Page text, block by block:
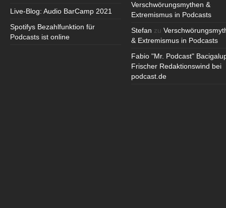
Live-Blog: Audio BarCamp 2021
Spotifys Bezahlfunktion für
Podcasts ist online
Verschwörungsmythen &
Extremismus in Podcasts
Stefan zu
& Extremismus in Podcasts
Fabio "Mr. Podcast"
Frischer Redaktionswind bei
podcast.de